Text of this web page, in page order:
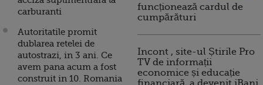
carburanti
Autoritatile promit
dublarea retelei de
autostrazi, in 3 ani. Ce
avem pana acum a fost
construit in 10. Romania
funcționează cardul de
cumpărături
Incont , site-ul Știrile Pro
TV de informații
economice și educație